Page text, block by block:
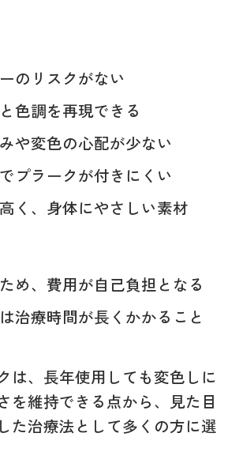
のリスクがない
色調を再現できる
や変色の心配が少ない
プラークが付きにくい
く、身体にやさしい素材
め、費用が自己負担となる
治療時間が長くかかること
は、長年使用しても変色しに
を維持できる点から、見た目
た治療法として多くの方に選